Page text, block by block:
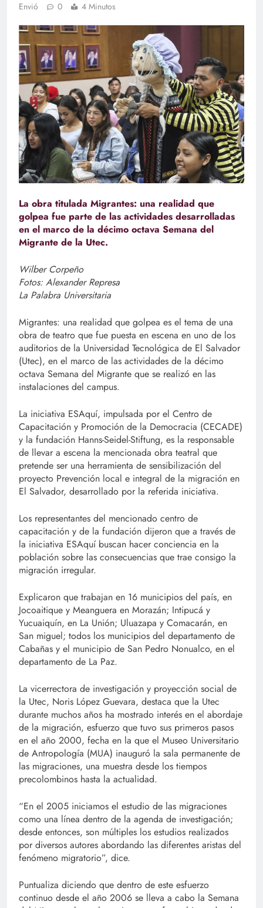
Envió
0 4 Minutos
La obra titulada Migrantes: una realidad que
golpea fue parte de las actividades desarrolladas
en el marco de la décimo octava Semana del
Migrante de la Utec.
Wilber Corpeño
Fotos: Alexander Represa
La Palabra Universitaria
Migrantes: una realidad que golpea es el tema de una
obra de teatro que fue puesta en escena en uno de los
auditorios de la Universidad Tecnológica de El Salvador
(Utec), en el marco de las actividades de la décimo
octava Semana del Migrante que se realizó en las
instalaciones del campus.
La iniciativa ESAquí, impulsada por el Centro de
Capacitación y Promoción de la Democracia (CECADE)
y la fundación Hanns-Seidel-Stiftung, es la responsable
de llevar a escena la mencionada obra teatral que
pretende ser una herramienta de sensibilización del
proyecto Prevención local e integral de la migración en
El Salvador, desarrollado por la referida iniciativa.
Los representantes del mencionado centro de
capacitación y de la fundación dijeron que a través de
la iniciativa ESAquí buscan hacer conciencia en la
población sobre las consecuencias que trae consigo la
migración irregular.
Explicaron que trabajan en 16 municipios del país, en
Jocoaitique y Meanguera en Morazán; Intipucá y
Yucuaiquín, en La Unión; Uluazapa y Comacarán, en
San miguel; todos los municipios del departamento de
Cabañas y el municipio de San Pedro Nonualco, en el
departamento de La Paz.
La vicerrectora de investigación y proyección social de
la Utec, Noris López Guevara, destaca que la Utec
durante muchos años ha mostrado interés en el abordaje
de la migración, esfuerzo que tuvo sus primeros pasos
en el año 2000, fecha en la que el Museo Universitario
de Antropología (MUA) inauguró la sala permanente de
las migraciones, una muestra desde los tiempos
precolombinos hasta la actualidad.
“En el 2005 iniciamos el estudio de las migraciones
como una línea dentro de la agenda de investigación;
desde entonces, son múltiples los estudios realizados
por diversos autores abordando las diferentes aristas del
fenómeno migratorio”, dice.
Puntualiza diciendo que dentro de este esfuerzo
continuo desde el año 2006 se lleva a cabo la Semana